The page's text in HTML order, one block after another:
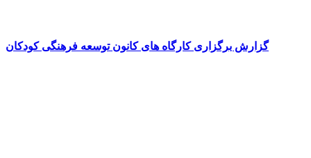
گزارش برگزاری کارگاه های کانون توسعه فرهنگی کودکان